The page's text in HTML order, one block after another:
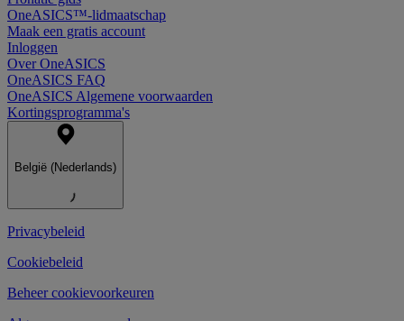
OneASICS™-lidmaatschap
Maak een gratis account
Inloggen
Over OneASICS
OneASICS FAQ
OneASICS Algemene voorwaarden
Kortingsprogramma's
België (Nederlands)
Privacybeleid
Cookiebeleid
Beheer cookievoorkeuren